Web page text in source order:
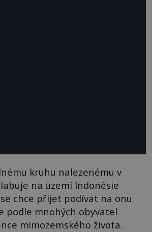
kruhu nalezenému v
na území Indonésie
chce přijet podívat na onu
podle mnohých obyvatel
mimozemského života.